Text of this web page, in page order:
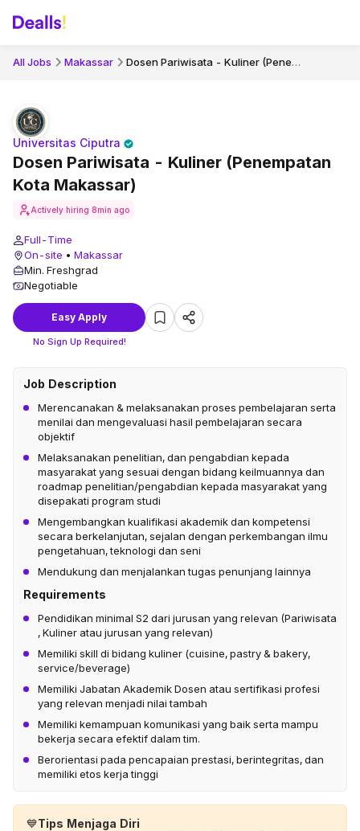
All Jobs Makassar Dosen Pariwisata - Kuliner (Penempatan Kota Makassar)
Dosen Pariwisata - Kuliner (Penempatan
Kota Makassar)
Universitas Ciputra
Actively hiring 8min ago
Full-Time
On-site • Makassar
Min. Freshgrad
Negotiable
Easy Apply
No Sign Up Required!
Job Description
Merencanakan & melaksanakan proses pembelajaran serta
menilai dan mengevaluasi hasil pembelajaran secara
objektif
Melaksanakan penelitian, dan pengabdian kepada
masyarakat yang sesuai dengan bidang keilmuannya dan
roadmap penelitian/pengabdian kepada masyarakat yang
disepakati program studi
Mengembangkan kualifikasi akademik dan kompetensi
secara berkelanjutan, sejalan dengan perkembangan ilmu
pengetahuan, teknologi dan seni
Mendukung dan menjalankan tugas penunjang lainnya
Requirements
Pendidikan minimal S2 dari jurusan yang relevan (Pariwisata
, Kuliner atau jurusan yang relevan)
Memiliki skill di bidang kuliner (cuisine, pastry & bakery,
service/beverage)
Memiliki Jabatan Akademik Dosen atau sertifikasi profesi
yang relevan menjadi nilai tambah
Memiliki kemampuan komunikasi yang baik serta mampu
bekerja secara efektif dalam tim.
Berorientasi pada pencapaian prestasi, berintegritas, dan
memiliki etos kerja tinggi
💙Tips Menjaga Diri